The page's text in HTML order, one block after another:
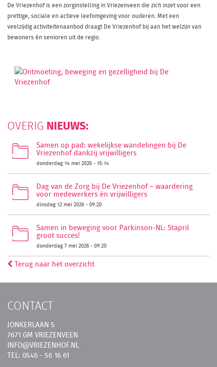
De Vriezenhof is een zorginstelling in Vriezenveen die zich inzet voor een
prettige, sociale en actieve leefomgeving voor ouderen. Met een
veelzijdig activiteitenaanbod draagt De Vriezenhof bij aan het welzijn van
bewoners én senioren uit de regio.
OVERIG NIEUWS:
Samen op pad: wekelijkse wandelingen bij De
Vriezenhof dankzij vrijwilligers
donderdag 14 mei 2026 - 15:14
Dag van de Zorg bij De Vriezenhof – waardering
voor medewerkers én vrijwilligers
dinsdag 12 mei 2026 - 09:20
Samen in beweging voor Parkinson-NL: Stapril
groot succes!
donderdag 7 mei 2026 - 09:20
Terug naar het overzicht
CONTACT
JONKERLAAN 5
7671 GM VRIEZENVEEN
INFO@VRIEZENHOF.NL
TEL: 0546 - 56 16 61